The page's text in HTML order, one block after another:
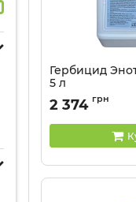
Гербицид
5 л
Артикул: 110709
2 374 грн